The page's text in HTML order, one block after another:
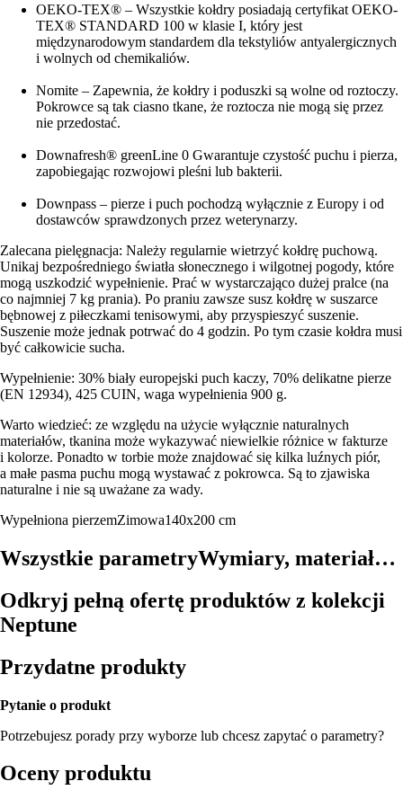
OEKO-TEX® – Wszystkie kołdry posiadają certyfikat OEKO-
TEX® STANDARD 100 w klasie I, który jest
międzynarodowym standardem dla tekstyliów antyalergicznych
i wolnych od chemikaliów.
Nomite – Zapewnia, że kołdry i poduszki są wolne od roztoczy.
Pokrowce są tak ciasno tkane, że roztocza nie mogą się przez
nie przedostać.
Downafresh® greenLine 0 Gwarantuje czystość puchu i pierza,
zapobiegając rozwojowi pleśni lub bakterii.
Downpass – pierze i puch pochodzą wyłącznie z Europy i od
dostawców sprawdzonych przez weterynarzy.
Zalecana pielęgnacja: Należy regularnie wietrzyć kołdrę puchową.
Unikaj bezpośredniego światła słonecznego i wilgotnej pogody, które
mogą uszkodzić wypełnienie. Prać w wystarczająco dużej pralce (na
co najmniej 7 kg prania). Po praniu zawsze susz kołdrę w suszarce
bębnowej z piłeczkami tenisowymi, aby przyspieszyć suszenie.
Suszenie może jednak potrwać do 4 godzin. Po tym czasie kołdra musi
być całkowicie sucha.
Wypełnienie: 30% biały europejski puch kaczy, 70% delikatne pierze
(EN 12934), 425 CUIN, waga wypełnienia 900 g.
Warto wiedzieć: ze względu na użycie wyłącznie naturalnych
materiałów, tkanina może wykazywać niewielkie różnice w fakturze
i kolorze. Ponadto w torbie może znajdować się kilka luźnych piór,
a małe pasma puchu mogą wystawać z pokrowca. Są to zjawiska
naturalne i nie są uważane za wady.
Wypełniona pierzemZimowa140x200 cm
Wszystkie parametryWymiary, materiał…
Odkryj pełną ofertę produktów z kolekcji
Neptune
Przydatne produkty
Pytanie o produkt
Potrzebujesz porady przy wyborze lub chcesz zapytać o parametry?
Oceny produktu